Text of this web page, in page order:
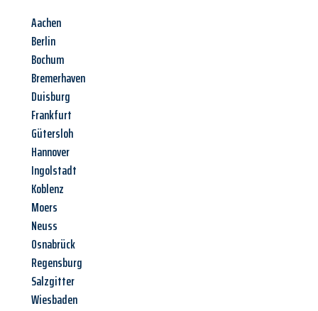
Aachen
Berlin
Bochum
Bremerhaven
Duisburg
Frankfurt
Gütersloh
Hannover
Ingolstadt
Koblenz
Moers
Neuss
Osnabrück
Regensburg
Salzgitter
Wiesbaden